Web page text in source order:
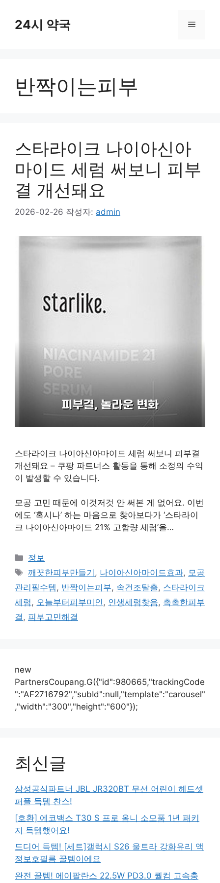
24시 약국 메
반짝이는피부
스타라이크 나이아신아
마이드 세럼 써보니 피부
결 개선돼요
2026-02-26 작성자: admin
스타라이크 나이아신아마이드 세럼 써보니 피부결
개선돼요 – 쿠팡 파트너스 활동을 통해 소정의 수익
이 발생할 수 있습니다.
모공 고민 때문에 이것저것 안 써본 게 없어요. 이번
에도 ‘혹시나’ 하는 마음으로 찾아보다가 ‘스타라이
크 나이아신아마이드 21% 고함량 세럼’을…
카
테
리
정보
태
그
깨끗한피부만들기 , 나이아신아마이드효과, 모공
관리필수템, 반짝이는피부, 속건조탈출, 스타라이크
세럼, 오늘부터피부미인, 인생세럼찾음, 촉촉한피부
결 , 피부고민해결
new
PartnersCoupang.G({"id":980665,"trackingCode
":"AF2716792","subId":null,"template":"carousel"
,"width":"300","height":"600"});
최신글
삼성공식파트너 JBL JR320BT 무선 어린이 헤드셋
퍼플 득템 찬스!
[호환] 에코백스 T30 S 프로 옴니 소모품 1년 패키
지 득템했어요!
드디어 득템! [세트]갤럭시 S26 울트라 강화유리 액
정보호필름 꿀템이에요
완전 꿀템! 에이팔란스 22.5W PD3.0 퀄컴 고속충